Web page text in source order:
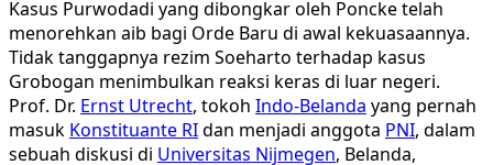
Kasus Purwodadi yang dibongkar oleh Poncke telah
menorehkan aib bagi Orde Baru di awal kekuasaannya.
Tidak tanggapnya rezim Soeharto terhadap kasus
Grobogan menimbulkan reaksi keras di luar negeri.
Prof. Dr. Ernst Utrecht, tokoh Indo-Belanda yang pernah
masuk Konstituante RIdan menjadi anggota PNI, dalam
sebuah diskusi di Universitas Nijmegen, Belanda,